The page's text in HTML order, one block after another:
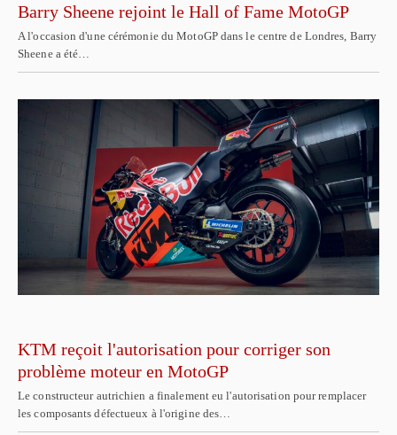
Barry Sheene rejoint le Hall of Fame MotoGP
A l'occasion d'une cérémonie du MotoGP dans le centre de Londres, Barry
Sheene a été…
KTM reçoit l'autorisation pour corriger son
problème moteur en MotoGP
Le constructeur autrichien a finalement eu l'autorisation pour remplacer
les composants défectueux à l'origine des…